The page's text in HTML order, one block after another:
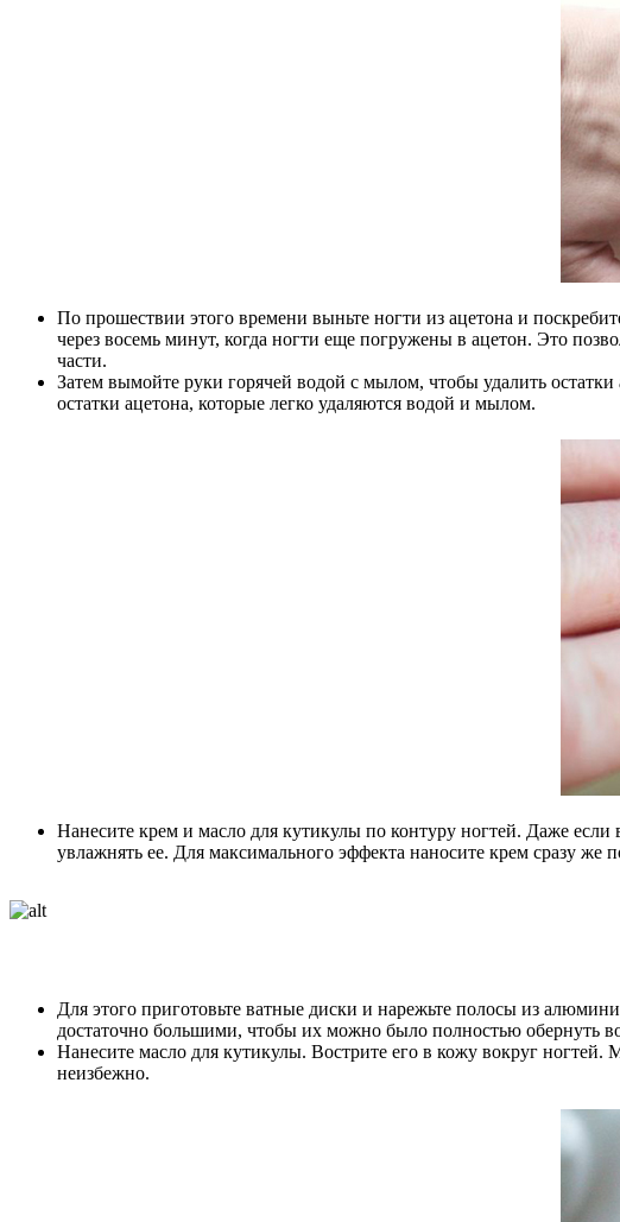
По прошествии этого времени выньте ногти из ацетона и
через восемь минут, когда ногти еще погружены в ацетон. Это
части.
Затем вымойте руки горячей водой с мылом, чтобы удалить
остатки ацетона, которые легко удаляются водой и мылом.
Нанесите крем и масло для кутикулы по контуру ногтей. Даже
увлажнять ее. Для максимального эффекта наносите крем сразу же
Для этого приготовьте ватные диски и нарежьте полосы из
достаточно большими, чтобы их можно было полностью обернуть
Нанесите масло для кутикулы. Вострите его в кожу вокруг ногтей.
неизбежно.